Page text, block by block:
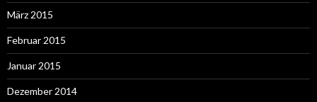
März 2015
Februar 2015
Januar 2015
Dezember 2014